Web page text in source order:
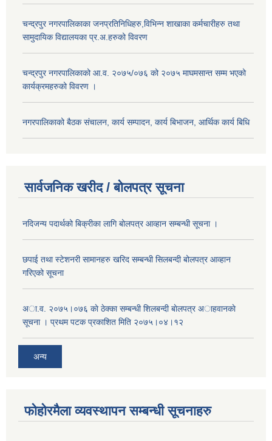
चन्द्रपुर नगरपालिकाका जनप्रतिनिधिहरु,विभिन्न शाखाका कर्मचारीहरु तथा
सामुदायिक विद्यालयका प्र.अ.हरुको विवरण
चन्द्रपुर नगरपालिकाको आ.व. २०७५/०७६ को २०७५ माघमसान्त सम्म भएको
कार्यक्रमहरुको विवरण ।
नगरपालिकाको बैठक संचालन, कार्य सम्पादन, कार्य बिभाजन, आर्थिक कार्य बिधि
सार्वजनिक खरीद / बोलपत्र सूचना
नदिजन्य पदार्थको बिक्रीका लागि बोलपत्र आव्हान सम्बन्धी सूचना ।
छपाई तथा स्टेशनरी सामानहरु खरिद सम्बन्धी सिलबन्दी बोलपत्र आव्हान
गरिएको सूचना
अा.व. २०७५।०७६ काे ठेक्का सम्बन्धी शिलबन्दी बाेलपत्र अाहवानकाे
सूचना । प्रथम पटक प्रकाशित मिति २०७५।०४।१२
अन्य
फोहोरमैला व्यवस्थापन सम्बन्धी सूचनाहरु